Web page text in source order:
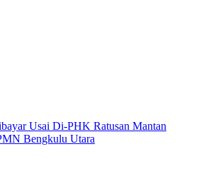
Usai Di-PHK Ratusan Mantan
Bengkulu Utara